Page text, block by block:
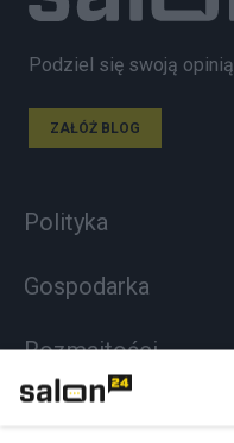
Podziel się swoją opinią
ZAŁÓŻ BLOG
Polityka
Gospodarka
Rozmaitości